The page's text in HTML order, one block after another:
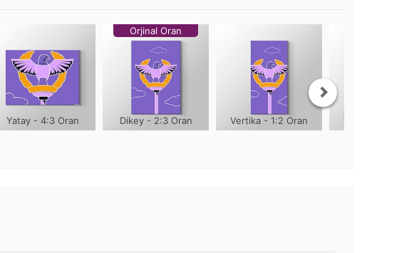
Yatay - 4:3 Oran
Orjinal Oran
Dikey - 2:3 Oran Vertika - 1:2 Oran Vertika - 1:3